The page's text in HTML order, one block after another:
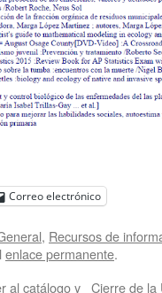
Correo electrónico
, Recursos de
enlace permanente.
al catálogo y Cierre de la